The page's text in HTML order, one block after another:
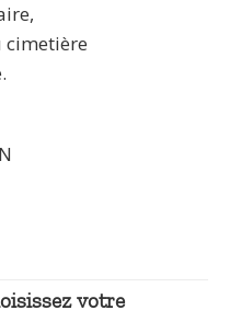
cimetière
votre